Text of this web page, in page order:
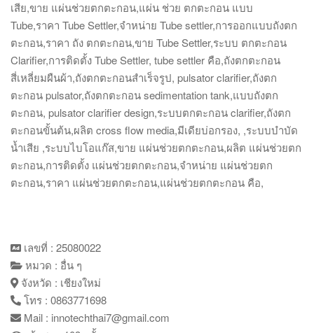
เสีย,ขาย แผ่นช่วยตกตะกอน,แผ่น ช่วย ตกตะกอน แบบ
Tube,ราคา Tube Settler,จำหน่าย Tube settler,การออกแบบถังตก
ตะกอน,ราคา ถัง ตกตะกอน,ขาย Tube Settler,ระบบ ตกตะกอน
Clarifier,การติดตั้ง Tube Settler, tube settler คือ,ถังตกตะกอน
สี่เหลี่ยมผืนผ้า,ถังตกตะกอนสำเร็จรูป, pulsator clarifier,ถังตก
ตะกอน pulsator,ถังตกตะกอน sedimentation tank,แบบถังตก
ตะกอน, pulsator clarifier design,ระบบตกตะกอน clarifier,ถังตก
ตะกอนขั้นต้น,ผลิต cross flow media,มีเดียบ่อกรอง, ,ระบบบำบัด
น้ำเสีย ,ระบบไบโอแก๊ส,ขาย แผ่นช่วยตกตะกอน,ผลิต แผ่นช่วยตก
ตะกอน,การติดตั้ง แผ่นช่วยตกตะกอน,จำหน่าย แผ่นช่วยตก
ตะกอน,ราคา แผ่นช่วยตกตะกอน,แผ่นช่วยตกตะกอน คือ,
เลขที่ : 25080022
หมวด : อื่น ๆ
จังหวัด : เชียงใหม่
โทร : 0863771698
Mail : innotechthai7@gmail.com